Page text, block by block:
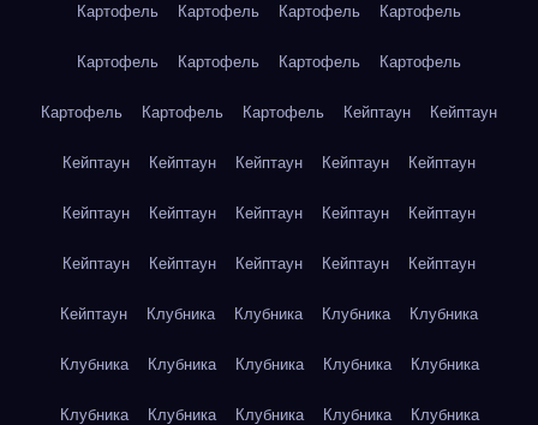
Картофель Картофель Картофель Картофель
Картофель Картофель Картофель Картофель
Картофель Картофель Картофель Кейптаун Кейптаун
Кейптаун Кейптаун Кейптаун Кейптаун Кейптаун
Кейптаун Кейптаун Кейптаун Кейптаун Кейптаун
Кейптаун Кейптаун Кейптаун Кейптаун Кейптаун
Кейптаун Клубника Клубника Клубника Клубника
Клубника Клубника Клубника Клубника Клубника
Клубника Клубника Клубника Клубника Клубника